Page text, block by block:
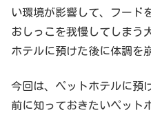
い環境が影響して、フード
おしっこを我慢してしまう
ホテルに預けた後に体調を
今回は、ペットホテルに預
前に知っておきたいペット